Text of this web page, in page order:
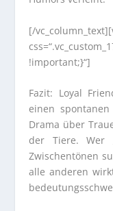
[/
!important;}“]
Fazit: Loyal
einen
Drama über
der Tiere. Wer
Zwischentönen
alle anderen